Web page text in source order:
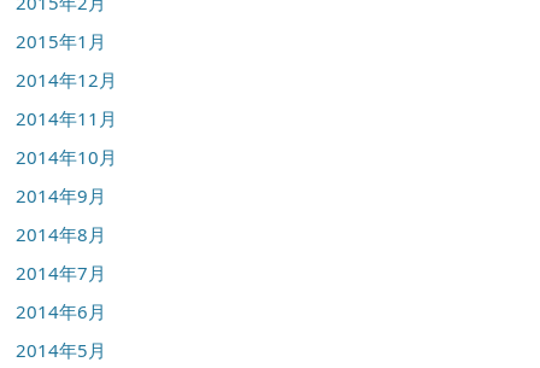
2015年1月
2014年12月
2014年11月
2014年10月
2014年9月
2014年8月
2014年7月
2014年6月
2014年5月